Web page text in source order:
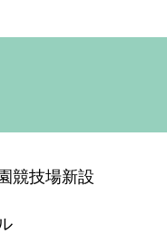
競技場新設